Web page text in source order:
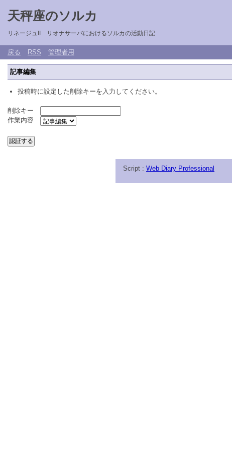
天秤座のソルカ
リネージュII リオナサーバにおけるソルカの活動日記
戻る RSS 管理者用
記事編集
投稿時に設定した削除キーを入力してください。
削除キー
作業内容
Script : Web Diary Professional